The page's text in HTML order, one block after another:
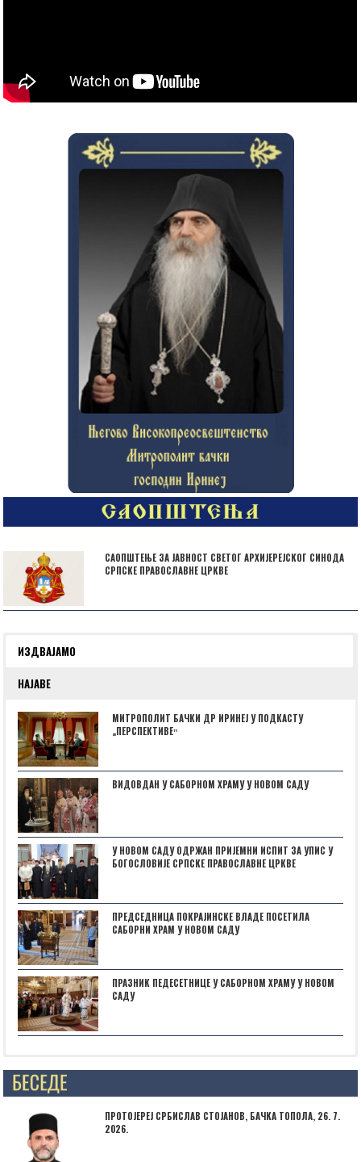
САОПШТЕЊЕ ЗА ЈАВНОСТ СВЕТОГ АРХИЈЕРЕЈСКОГ СИНОДА
СРПСКЕ ПРАВОСЛАВНЕ ЦРКВЕ
ИЗДВАЈАМО
НАЈАВЕ
МИТРОПОЛИТ БАЧКИ ДР ИРИНЕЈ У ПОДКАСТУ
„ПЕРСПЕКТИВЕˮ
ВИДОВДАН У САБОРНОМ ХРАМУ У НОВОМ САДУ
У НОВОМ САДУ ОДРЖАН ПРИЈЕМНИ ИСПИТ ЗА УПИС У
БОГОСЛОВИЈЕ СРПСКЕ ПРАВОСЛАВНЕ ЦРКВЕ
ПРЕДСЕДНИЦА ПОКРАЈИНСКЕ ВЛАДЕ ПОСЕТИЛА
САБОРНИ ХРАМ У НОВОМ САДУ
ПРАЗНИК ПЕДЕСЕТНИЦЕ У САБОРНОМ ХРАМУ У НОВОМ
САДУ
Posts not found
ПРОТОЈЕРЕЈ СРБИСЛАВ СТОЈАНОВ, БАЧКА ТОПОЛА, 26. 7.
2026.